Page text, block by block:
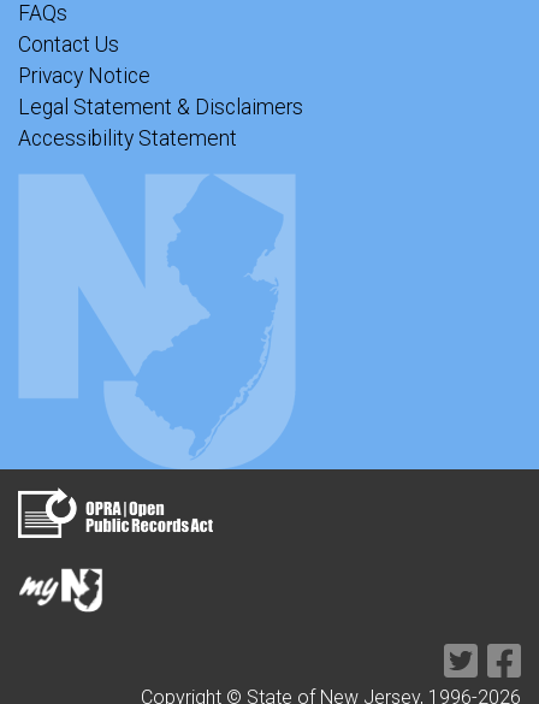
FAQs
Contact Us
Privacy Notice
Legal Statement & Disclaimers
Accessibility Statement
Copyright © State of New Jersey, 1996-2026